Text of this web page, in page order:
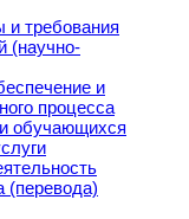
и требования
(научно-
и
процесса
обучающихся
(перевода)